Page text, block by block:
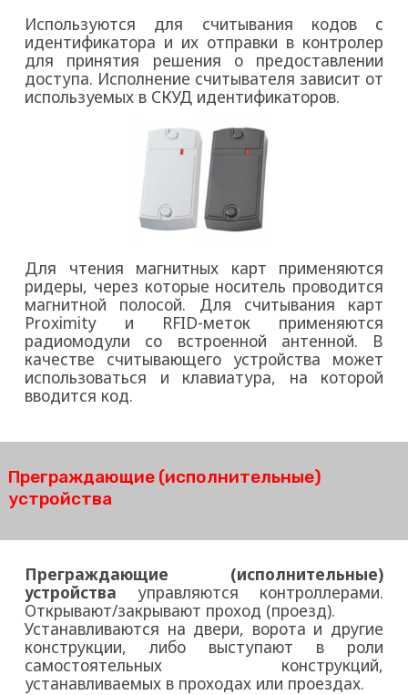
Используются для считывания кодов с
идентификатора и их отправки в контролер
для принятия решения о предоставлении
доступа. Исполнение считывателя зависит от
используемых в СКУД идентификаторов.
Для чтения магнитных карт применяются
ридеры, через которые носитель проводится
магнитной полосой. Для считывания карт
Proximity и RFID-меток применяются
радиомодули со встроенной антенной. В
качестве считывающего устройства может
использоваться и клавиатура, на которой
вводится код.
Преграждающие (исполнительные)
устройства
Преграждающие (исполнительные)
устройства управляются контроллерами.
Открывают/закрывают проход (проезд).
Устанавливаются на двери, ворота и другие
конструкции, либо выступают в роли
самостоятельных конструкций,
устанавливаемых в проходах или проездах.